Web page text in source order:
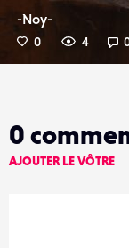
-Noy-
0 4
0
AJOUTER LE VÔTRE